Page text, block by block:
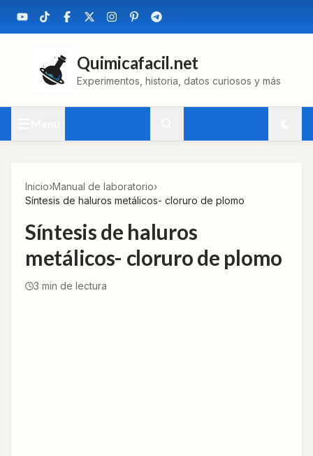
Quimicafacil.net
Experimentos, historia, datos curiosos y más
Inicio›Manual de laboratorio›
Síntesis de haluros metálicos- cloruro de plomo
Síntesis de haluros
metálicos- cloruro de plomo
3 min de lectura